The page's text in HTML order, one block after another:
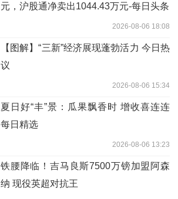
元，沪股通净卖出1044.43万元-每日头条
2026-08-06 18:08
【图解】“三新”经济展现蓬勃活力 今日热
议
2026-08-06 15:34
夏日好“丰”景：瓜果飘香时 增收喜连连
每日精选
2026-08-06 13:23
铁腰降临！吉马良斯7500万镑加盟阿森
纳 现役英超对抗王